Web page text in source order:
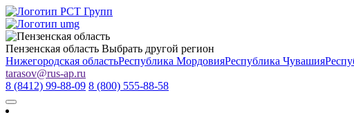
Пензенская область Выбрать другой регион
Нижегородская областьРеспублика МордовияРеспублика Чувашия
tarasov@rus-ap.ru
8 (8412) 99-88-09 8 (800) 555-88-58